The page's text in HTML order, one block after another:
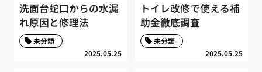
洗面台蛇口からの水漏
れ原因と修理法
2025.05.25
未分類
トイレ改修で使える補
助金徹底調査
2025.05.25
未分類